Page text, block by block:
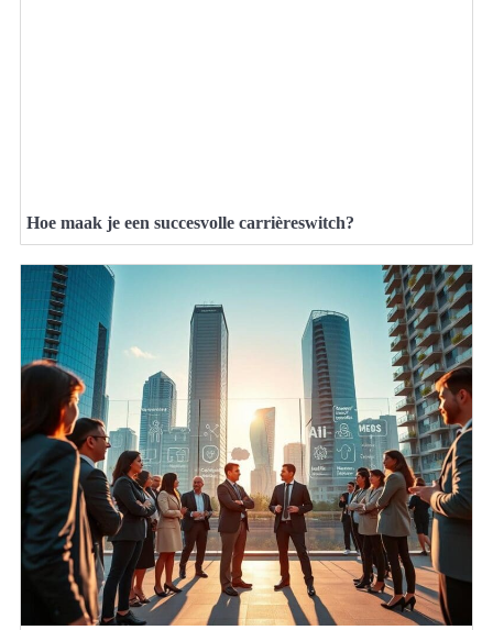
Hoe maak je een succesvolle carrièreswitch?